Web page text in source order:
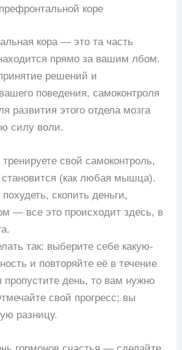
коре
кора — это та часть
прямо за вашим лбом.
решений и
поведения, самоконтроля
развития этого отдела мозга
силу воли.
свой самоконтроль,
(как любая мышца).
скопить деньги,
— все это происходит здесь, в
так: выберите себе какую-
и повторяйте её в течение
день, то вам нужно
свой прогресс; вы
разницу.